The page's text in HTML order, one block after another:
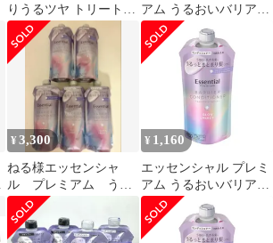
りうるツヤ トリートメ
ント 250g
アム うるおいバリアコ
ンディショナー グロウ
＆モイスト つめかえ用
340ml [グロウ&モイス
ト] [コンディショナー]
¥3,300
ねる様エッセンシャ
ル プレミアム うる
おい バリア ジャス
ミン グロウ モイス
ト
¥ 1,160
エッセンシャル プレミ
アム うるおいバリアコ
ンディショナー グロウ
＆モイスト つめかえ用
340ml [グロウ&モイス